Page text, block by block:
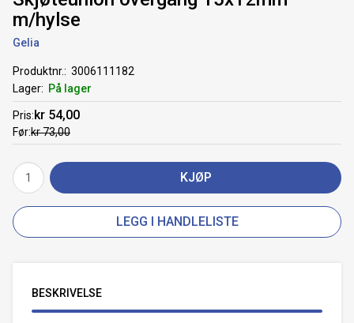
m/hylse
Gelia
Produktnr.
3006111182
Lager
På lager
Pris kr 54,00
Førkr 73,00
KJØP
LEGG I HANDLELISTE
BESKRIVELSE